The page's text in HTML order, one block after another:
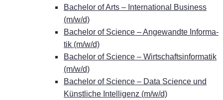
Ba­che­lor of Arts – In­ter­na­tio­nal Busi­ness
(m/w/d)
Ba­che­lor of Sci­ence – An­ge­wand­te In­for­ma­
tik (m/w/d)
Ba­che­lor of Sci­ence – Wirt­schafts­in­for­ma­tik
(m/w/d)
Ba­che­lor of Sci­ence – Data Sci­ence und
Künst­li­che In­tel­li­genz (m/w/d)